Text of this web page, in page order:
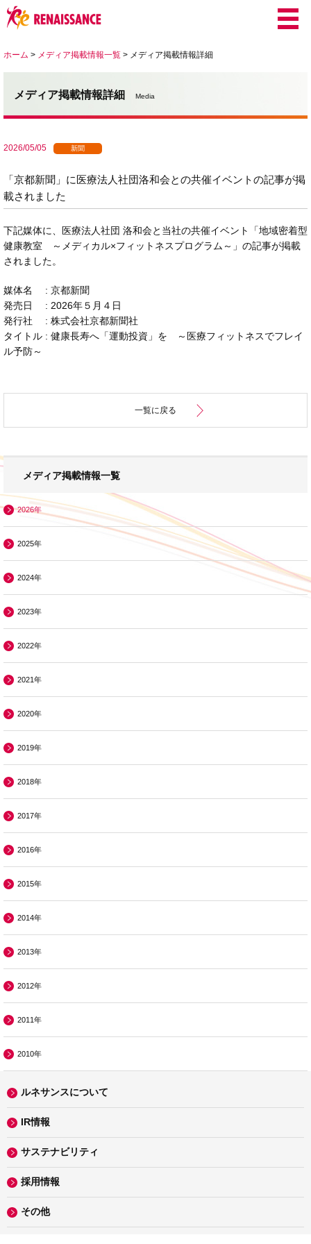
ホーム > メディア掲載情報一覧 > メディア掲載情報詳細
メディア掲載情報詳細 Media
2026/05/05 新聞
「京都新聞」に医療法人社団洛和会との共催イベントの記事が掲
載されました
下記媒体に、医療法人社団 洛和会と当社の共催イベント「地域密着型
健康教室 ～メディカル×フィットネスプログラム～」の記事が掲載
されました。
媒体名 : 京都新聞
発売日 : 2026年５月４日
発行社 : 株式会社京都新聞社
タイトル : 健康長寿へ「運動投資」を ～ 医療フィットネスでフレイ
ル予防～
一覧に戻る
メディア掲載情報一覧
2026年
2025年
2024年
2023年
2022年
2021年
2020年
2019年
2018年
2017年
2016年
2015年
2014年
2013年
2012年
2011年
2010年
ルネサンスについて
IR情報
サステナビリティ
採用情報
その他